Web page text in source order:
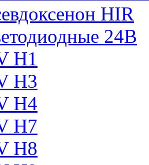
HIR
24B
H1
H3
H4
H7
H8